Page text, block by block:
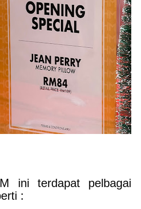
ini terdapat pelbagai
: